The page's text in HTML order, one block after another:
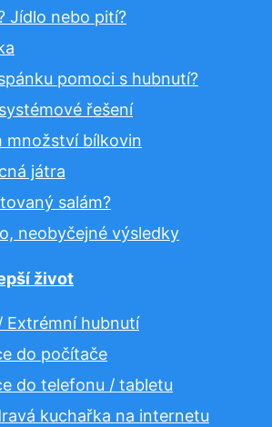
Jídlo nebo pití?
pomoci s hubnutí?
řešení
množství bílkovin
játra
salám?
neobyčejné výsledky
život
Extrémní hubnutí
do počítače
do telefonu / tabletu
kuchařka na internetu